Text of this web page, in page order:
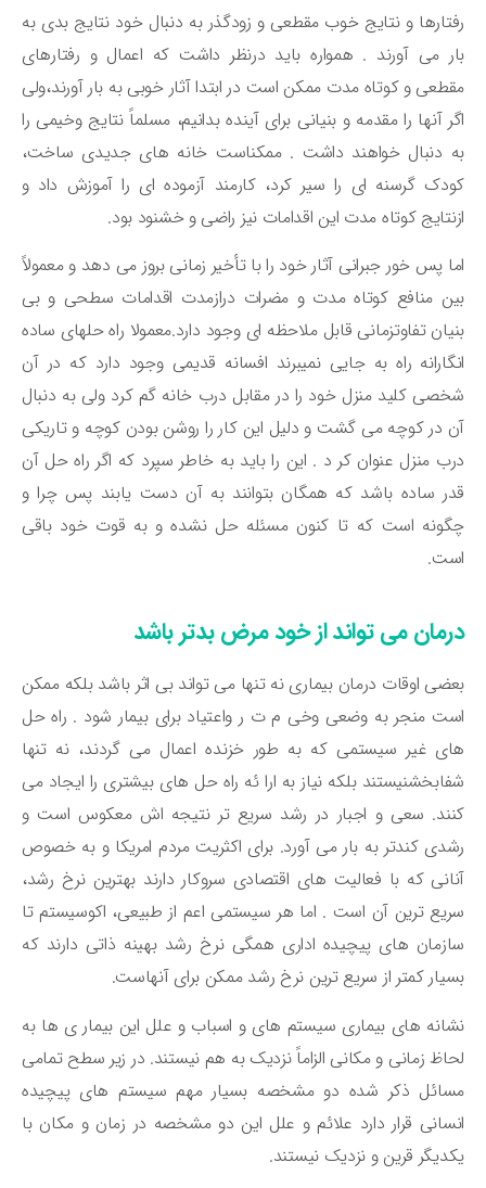
و نتایج خوب مقطعی و زودگذر به دنبال خود نتایج بدی به
می آورند . همواره باید درنظر داشت که اعمال و رفتارهای
و کوتاه مدت ممکن است در ابتدا آثار خوبی به بار آورند،ولی
آنها را مقدمه و بنیانی برای آینده بدانیم، مسلماً نتایج وخیمی را
دنبال خواهند داشت . ممکناست خانه های جدیدی ساخت،
گرسنه ای را سیر کرد، کارمند آزموده ای را آموزش داد و
کوتاه مدت این اقدامات نیز راضی و خشنود بود.
پس خور جبرانی آثار خود را با تأخیر زمانی بروز می دهد و معمولاً
منافع کوتاه مدت و مضرات درازمدت اقدامات سطحی و بی
تفاوتزمانی قابل ملاحظه ای وجود دارد.معمولا راه حلهای ساده
راه به جایی نمیبرند افسانه قدیمی وجود دارد که در آن
کلید منزل خود را در مقابل درب خانه گم کرد ولی به دنبال
در کوچه می گشت و دلیل این کار را روشن بودن کوچه و تاریکی
منزل عنوان کر د . این را باید به خاطر سپرد که اگر راه حل آن
ساده باشد که همگان بتوانند به آن دست یابند پس چرا و
است که تا کنون مسئله حل نشده و به قوت خود باقی
می تواند از خود مرض بدتر باشد
اوقات درمان بیماری نه تنها می تواند بی اثر باشد بلکه ممکن
منجر به وضعی وخی م ت ر واعتیاد برای بیمار شود . راه حل
غیر سیستمی که به طور خزنده اعمال می گردند، نه تنها
بلکه نیاز به ارا ئه راه حل های بیشتری را ایجاد می
سعی و اجبار در رشد سریع تر نتیجه اش معکوس است و
کندتر به بار می آورد. برای اکثریت مردم امریکا و به خصوص
که با فعالیت های اقتصادی سروکار دارند بهترین نرخ رشد،
ترین آن است . اما هر سیستمی اعم از طبیعی، اکوسیستم تا
های پیچیده اداری همگی نرخ رشد بهینه ذاتی دارند که
کمتر از سریع ترین نرخ رشد ممکن برای آنهاست.
های بیماری سیستم های و اسباب و علل این بیمار ی ها به
زمانی و مکانی الزاماً نزدیک به هم نیستند. در زیر سطح تمامی
ذکر شده دو مشخصه بسیار مهم سیستم های پیچیده
قرار دارد علائم و علل این دو مشخصه در زمان و مکان با
قرین و نزدیک نیستند.